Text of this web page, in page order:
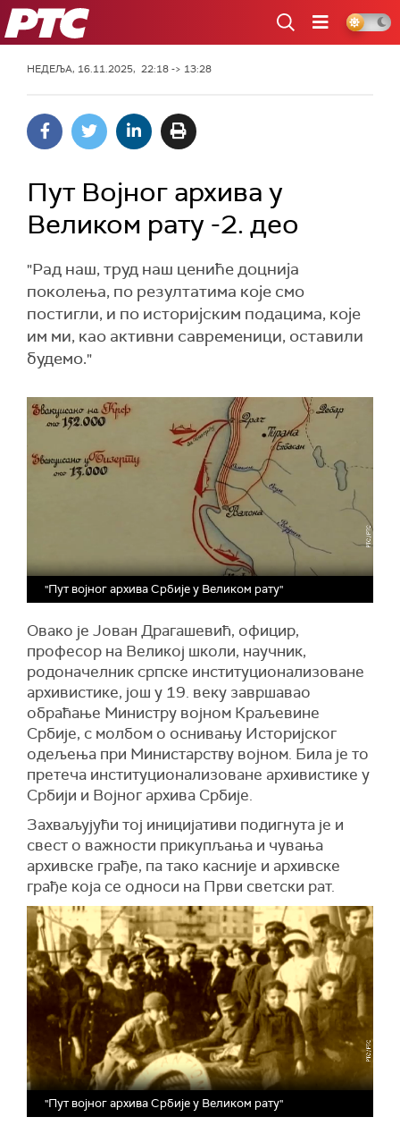
РТС
НЕДЕЉА, 16.11.2025, 22:18 -> 13:28
Пут Војног архива у
Великом рату -2. део
"Рад наш, труд наш цениће доцнија
поколења, по резултатима које смо
постигли, и по историјским подацима, које
им ми, као активни савременици, оставили
будемо."
"Пут војног архива Србије у Великом рату"
Овако је Јован Драгашевић, официр,
професор на Великој школи, научник,
родоначелник српске институционализоване
архивистике, још у 19. веку завршавао
обраћање Министру војном Краљевине
Србије, с молбом о оснивању Историјског
одељења при Министарству војном. Била је то
претеча институционализоване архивистике у
Србији и Војног архива Србије.
Захваљујући тој иницијативи подигнута је и
свест о важности прикупљања и чувања
архивске грађе, па тако касније и архивске
грађе која се односи на Први светски рат.
"Пут војног архива Србије у Великом рату"